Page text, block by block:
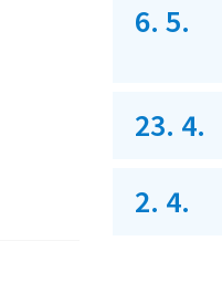
6. 5.
23. 4.
2. 4.